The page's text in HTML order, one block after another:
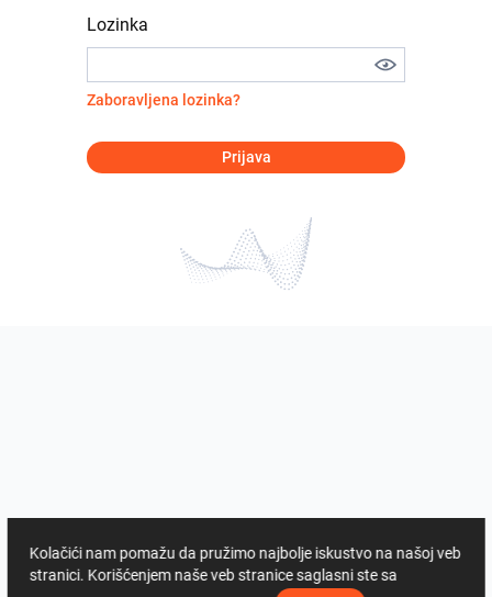
Lozinka
Zaboravljena lozinka?
Prijava
Kolačići nam pomažu da pružimo najbolje iskustvo na našoj veb
stranici. Korišćenjem naše veb stranice saglasni ste sa